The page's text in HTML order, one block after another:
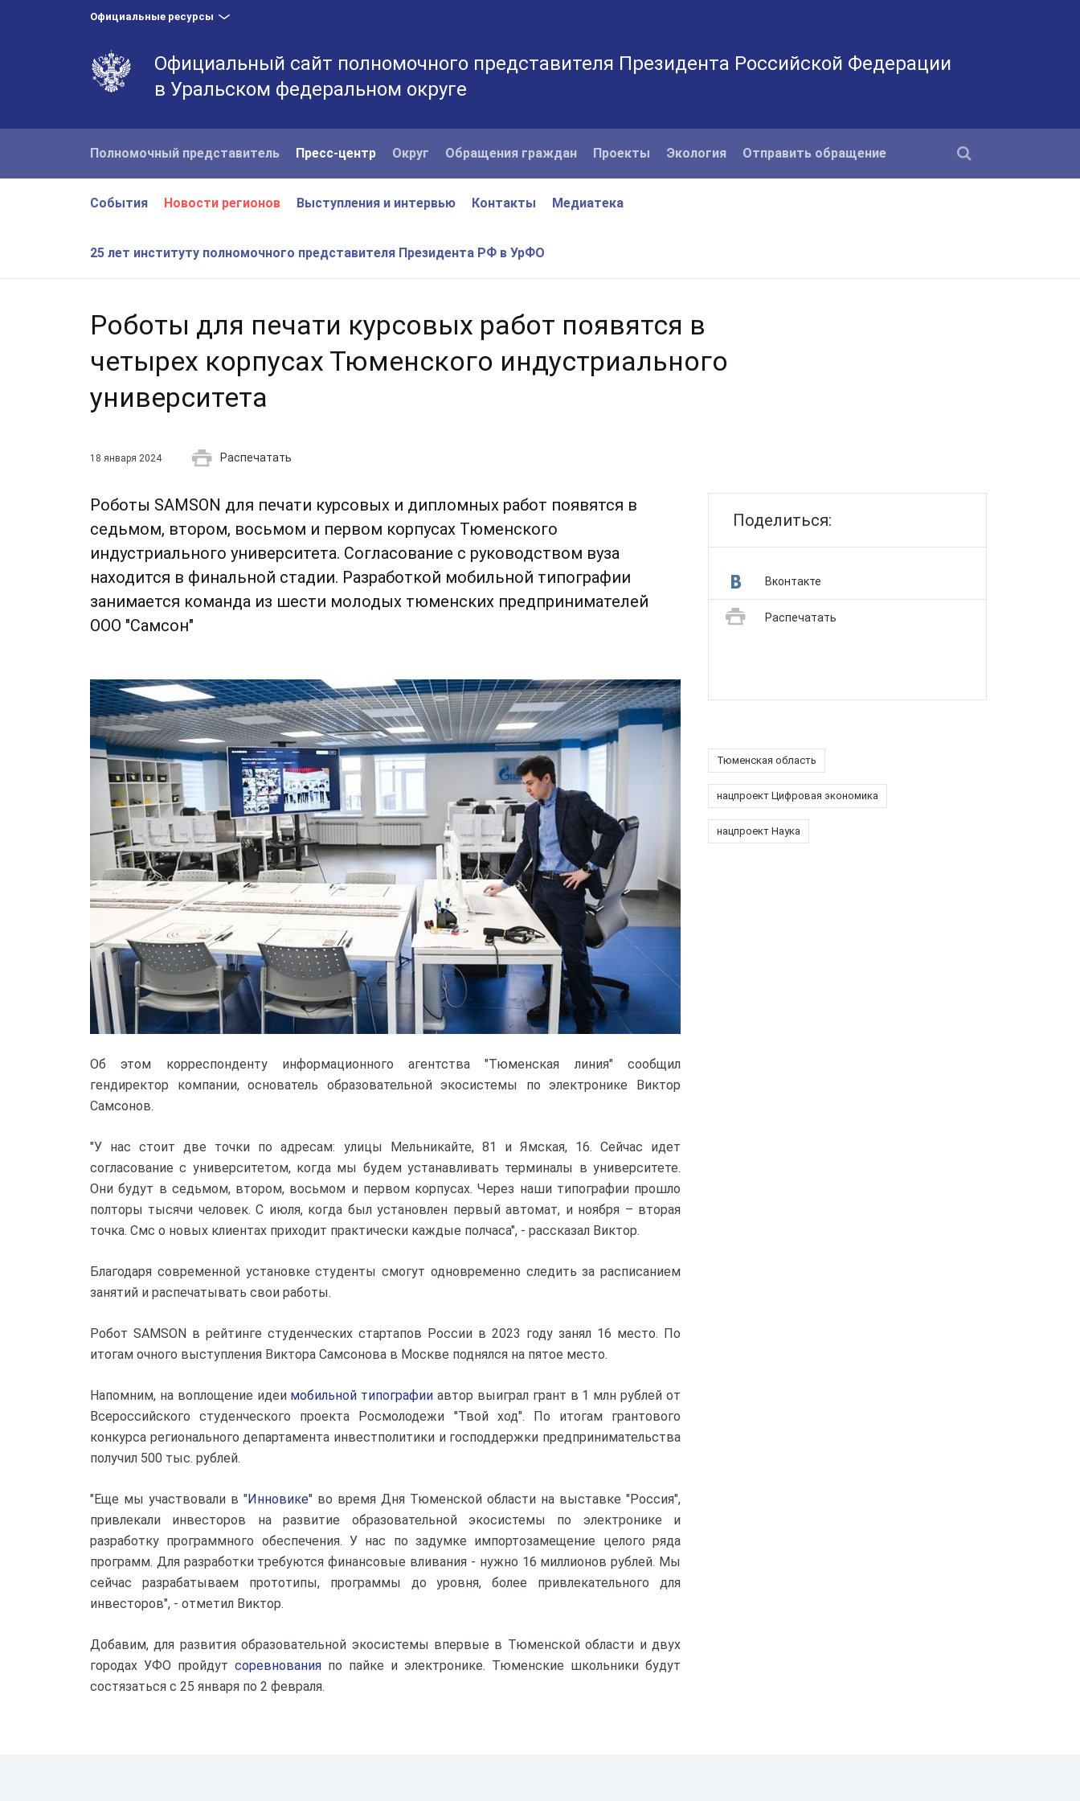
Официальные ресурсы
Официальный сайт полномочного представителя Президента Российской Федерации
в Уральском федеральном округе
Полномочный представитель Пресс-центр Округ Обращения граждан Проекты Экология Отправить обращение
События Новости регионов Выступления и интервью Контакты Медиатека
25 лет институту полномочного представителя Президента РФ в УрФО
Роботы для печати курсовых работ появятся в
четырех корпусах Тюменского индустриального
университета
18 января 2024 Распечатать
Роботы SAMSON для печати курсовых и дипломных работ появятся в
седьмом, втором, восьмом и первом корпусах Тюменского
индустриального университета. Согласование с руководством вуза
находится в финальной стадии. Разработкой мобильной типографии
занимается команда из шести молодых тюменских предпринимателей
ООО "Самсон"
Об этом корреспонденту информационного агентства "Тюменская линия" сообщил
гендиректор компании, основатель образовательной экосистемы по электронике Виктор
Самсонов.
"У нас стоит две точки по адресам: улицы Мельникайте, 81 и Ямская, 16. Сейчас идет
согласование с университетом, когда мы будем устанавливать терминалы в университете.
Они будут в седьмом, втором, восьмом и первом корпусах. Через наши типографии прошло
полторы тысячи человек. С июля, когда был установлен первый автомат, и ноября – вторая
точка. Смс о новых клиентах приходит практически каждые полчаса", - рассказал Виктор.
Благодаря современной установке студенты смогут одновременно следить за расписанием
занятий и распечатывать свои работы.
Робот SAMSON в рейтинге студенческих стартапов России в 2023 году занял 16 место. По
итогам очного выступления Виктора Самсонова в Москве поднялся на пятое место.
Напомним, на воплощение идеи мобильной типографии автор выиграл грант в 1 млн рублей от
Всероссийского студенческого проекта Росмолодежи "Твой ход". По итогам грантового
конкурса регионального департамента инвестполитики и господдержки предпринимательства
получил 500 тыс. рублей.
"Еще мы участвовали в "Инновике" во время Дня Тюменской области на выставке "Россия",
привлекали инвесторов на развитие образовательной экосистемы по электронике и
разработку программного обеспечения. У нас по задумке импортозамещение целого ряда
программ. Для разработки требуются финансовые вливания - нужно 16 миллионов рублей. Мы
сейчас разрабатываем прототипы, программы до уровня, более привлекательного для
инвесторов", - отметил Виктор.
Добавим, для развития образовательной экосистемы впервые в Тюменской области и двух
городах УФО пройдут соревнования по пайке и электронике. Тюменские школьники будут
состязаться с 25 января по 2 февраля.
Поделиться:
Вконтакте
Распечатать
Тюменская область
нацпроект Цифровая экономика
нацпроект Наука